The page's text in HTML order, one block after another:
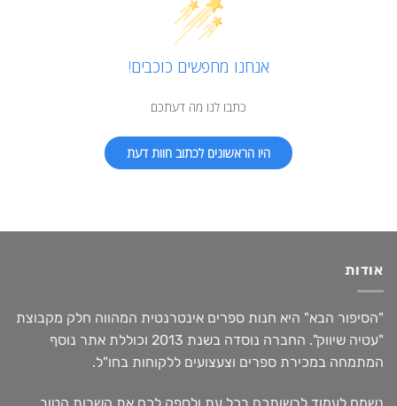
אנחנו מחפשים כוכבים!
כתבו לנו מה דעתכם
היו הראשונים לכתוב חוות דעת
אודות
"הסיפור הבא" היא חנות ספרים אינטרנטית המהווה חלק מקבוצת
"עטיה שיווק". החברה נוסדה בשנת 2013 וכוללת אתר נוסף
המתמחה במכירת ספרים וצעצועים ללקוחות בחו"ל.